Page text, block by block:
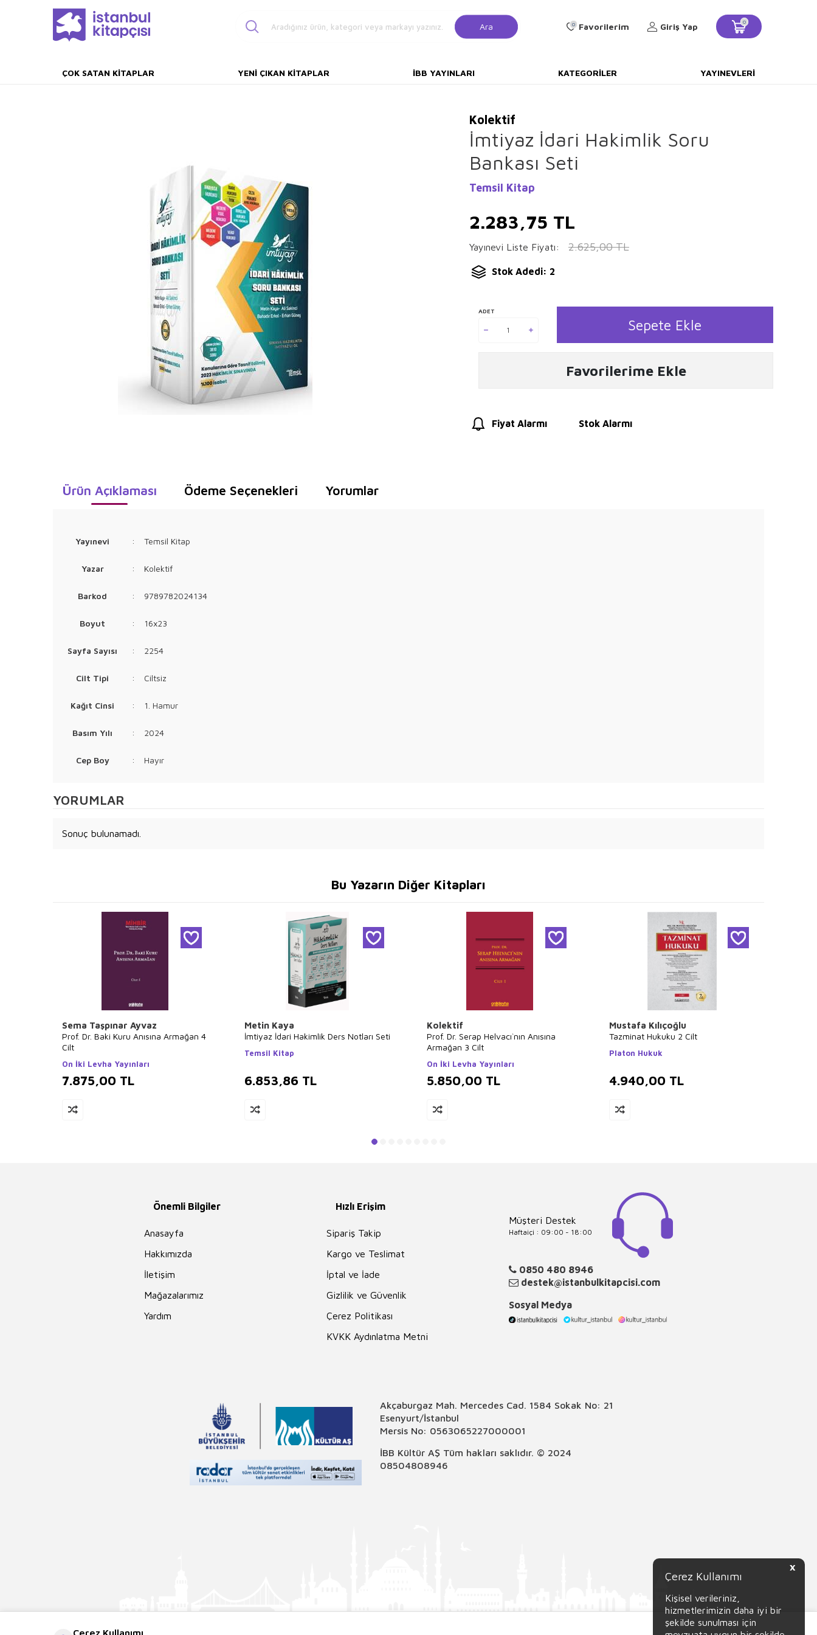
X
Çerez Kullanımı
Kişisel verileriniz,
hizmetlerimizin daha iyi bir
şekilde sunulması için
Ara 0 Favorilerim Giriş Yap 0
ÇOK SATAN KITAPLAR YENI ÇIKAN KITAPLAR İBB YAYINLARI KATEGORILER YAYINEVLERI
Kolektif
İmtiyaz İdari Hakimlik Soru
Bankası Seti
Temsil Kitap
2.283,75 TL
Yayınevi Liste Fiyatı: 2.625,00TL
Stok Adedi: 2
ADET
Sepete Ekle
Favorilerime Ekle
Fiyat Alarmı Stok Alarmı
Ürün Açıklaması Ödeme Seçenekleri Yorumlar
Yayınevi : Temsil Kitap
Yazar : Kolektif
Barkod : 9789782024134
Boyut : 16x23
Sayfa Sayısı : 2254
Cilt Tipi : Ciltsiz
Kağıt Cinsi : 1. Hamur
Basım Yılı : 2024
Cep Boy : Hayır
YORUMLAR
Sonuç bulunamadı.
Bu Yazarın Diğer Kitapları
Sema Taşpınar Ayvaz
Prof. Dr. Baki Kuru Anısına Armağan 4
Cilt
On İki Levha Yayınları
7.875,00 TL
Metin Kaya
İmtiyaz İdari Hakimlik Ders Notları Seti
Temsil Kitap
6.853,86 TL
Kolektif
Prof. Dr. Serap Helvacı`nın Anısına
Armağan 3 Cilt
On İki Levha Yayınları
5.850,00 TL
Mustafa Kılıçoğlu
Tazminat Hukuku 2 Cilt
Platon Hukuk
4.940,00 TL
Önemli Bilgiler
Anasayfa
Hakkımızda
İletişim
Mağazalarımız
Yardım
Hızlı Erişim
Sipariş Takip
Kargo ve Teslimat
İptal ve İade
Gizlilik ve Güvenlik
Çerez Politikası
KVKK Aydınlatma Metni
Müşteri Destek
Haftaiçi : 09:00 - 18:00
0850 480 8946
destek@istanbulkitapcisi.com
Sosyal Medya
Akçaburgaz Mah. Mercedes Cad. 1584 Sokak No: 21
Esenyurt/İstanbul
Mersis No: 0563065227000001
İBB Kültür AŞ Tüm hakları saklıdır. © 2024
08504808946
Çerez Kullanımı